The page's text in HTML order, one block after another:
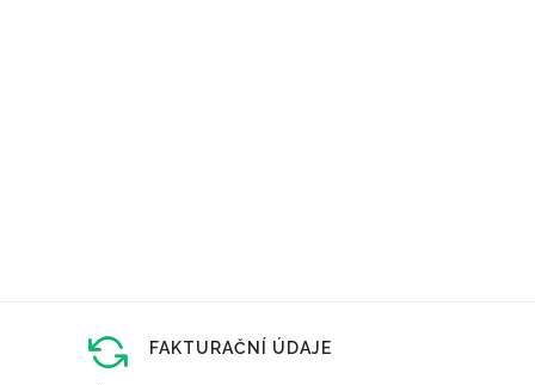
FAKTURAČNÍ ÚDAJE